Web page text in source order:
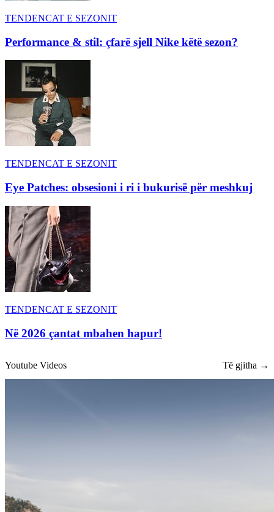
TENDENCAT E SEZONIT
Performance & stil: çfarë sjell Nike këtë sezon?
TENDENCAT E SEZONIT
Eye Patches: obsesioni i ri i bukurisë për meshkuj
TENDENCAT E SEZONIT
Në 2026 çantat mbahen hapur!
Youtube Videos Të gjitha →